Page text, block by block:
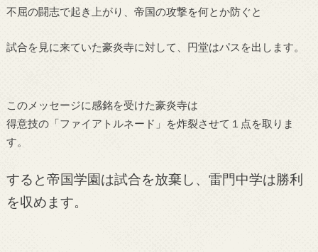
不屈の闘志で起き上がり、帝国の攻撃を何とか防ぐと
試合を見に来ていた豪炎寺に対して、円堂はパスを出します。
このメッセージに感銘を受けた豪炎寺は
得意技の「ファイアトルネード」を炸裂させて１点を取りま
す。
すると帝国学園は試合を放棄し、雷門中学は勝利
を収めます。